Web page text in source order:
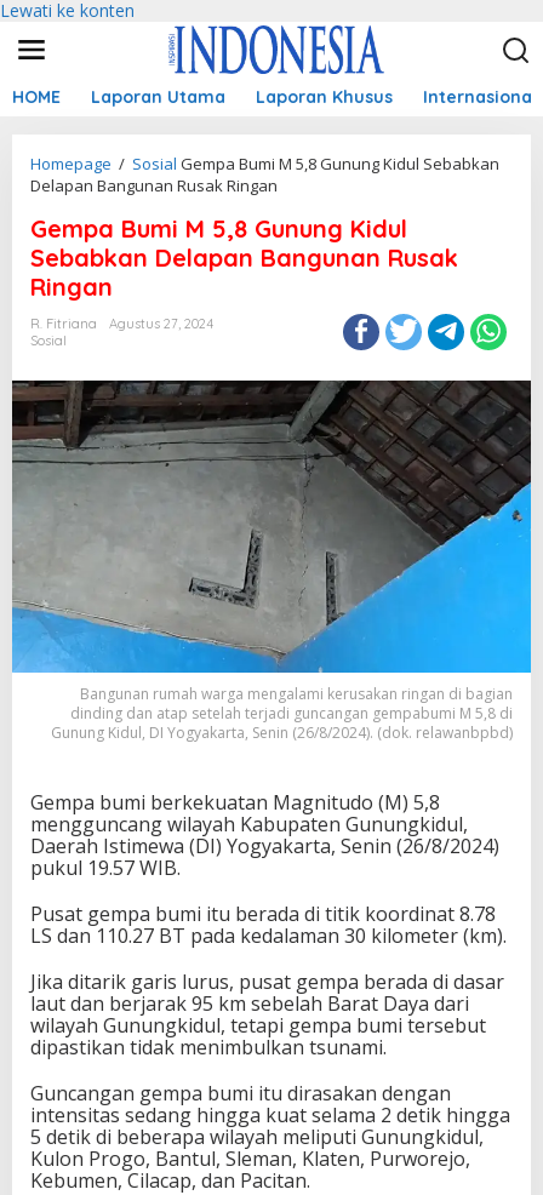
Lewati ke konten
HOME Laporan Utama Laporan Khusus Internasional
Homepage / Sosial Gempa Bumi M 5,8 Gunung Kidul Sebabkan
Delapan Bangunan Rusak Ringan
Gempa Bumi M 5,8 Gunung Kidul
Sebabkan Delapan Bangunan Rusak
Ringan
R. Fitriana
Agustus 27, 2024
Sosial
Bangunan rumah warga mengalami kerusakan ringan di bagian
dinding dan atap setelah terjadi guncangan gempabumi M 5,8 di
Gunung Kidul, DI Yogyakarta, Senin (26/8/2024). (dok. relawanbpbd)
Gempa bumi berkekuatan Magnitudo (M) 5,8
mengguncang wilayah Kabupaten Gunungkidul,
Daerah Istimewa (DI) Yogyakarta, Senin (26/8/2024)
pukul 19.57 WIB.
Pusat gempa bumi itu berada di titik koordinat 8.78
LS dan 110.27 BT pada kedalaman 30 kilometer (km).
Jika ditarik garis lurus, pusat gempa berada di dasar
laut dan berjarak 95 km sebelah Barat Daya dari
wilayah Gunungkidul, tetapi gempa bumi tersebut
dipastikan tidak menimbulkan tsunami.
Guncangan gempa bumi itu dirasakan dengan
intensitas sedang hingga kuat selama 2 detik hingga
5 detik di beberapa wilayah meliputi Gunungkidul,
Kulon Progo, Bantul, Sleman, Klaten, Purworejo,
Kebumen, Cilacap, dan Pacitan.